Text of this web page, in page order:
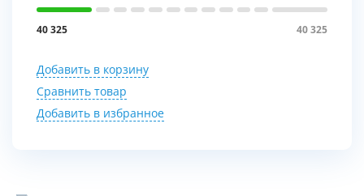
40 325 40 325
Добавить в корзину
Сравнить товар
Добавить в избранное